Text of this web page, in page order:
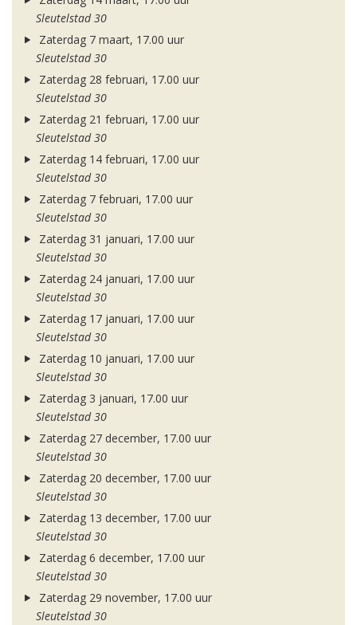
Sleutelstad 30
Zaterdag 7 maart, 17.00 uur
Sleutelstad 30
Zaterdag 28 februari, 17.00 uur
Sleutelstad 30
Zaterdag 21 februari, 17.00 uur
Sleutelstad 30
Zaterdag 14 februari, 17.00 uur
Sleutelstad 30
Zaterdag 7 februari, 17.00 uur
Sleutelstad 30
Zaterdag 31 januari, 17.00 uur
Sleutelstad 30
Zaterdag 24 januari, 17.00 uur
Sleutelstad 30
Zaterdag 17 januari, 17.00 uur
Sleutelstad 30
Zaterdag 10 januari, 17.00 uur
Sleutelstad 30
Zaterdag 3 januari, 17.00 uur
Sleutelstad 30
Zaterdag 27 december, 17.00 uur
Sleutelstad 30
Zaterdag 20 december, 17.00 uur
Sleutelstad 30
Zaterdag 13 december, 17.00 uur
Sleutelstad 30
Zaterdag 6 december, 17.00 uur
Sleutelstad 30
Zaterdag 29 november, 17.00 uur
Sleutelstad 30